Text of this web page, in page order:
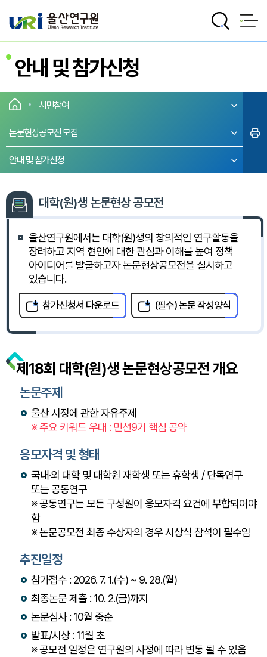
안내 및 참가신청
시민참여
논문현상공모전 모집
안내 및 참가신청
대학(원)생 논문현상 공모전
울산연구원에서는 대학(원)생의 창의적인 연구활동을
장려하고 지역 현안에 대한 관심과 이해를 높여 정책
아이디어를 발굴하고자 논문현상공모전을 실시하고
있습니다.
참가신청서 다운로드 (필수) 논문 작성양식
제18회 대학(원)생 논문현상공모전 개요
논문주제
울산 시정에 관한 자유주제
※ 주요 키워드 우대 : 민선9기 핵심 공약
응모자격 및 형태
국내·외 대학 및 대학원 재학생 또는 휴학생 / 단독연구
또는 공동연구
※ 공동연구는 모든 구성원이 응모자격 요건에 부합되어야
함
※ 논문공모전 최종 수상자의 경우 시상식 참석이 필수임
추진일정
참가접수 : 2026. 7. 1.(수) ~ 9. 28.(월)
최종논문 제출 : 10. 2.(금)까지
논문심사 : 10월 중순
발표/시상 : 11월 초
※ 공모전 일정은 연구원의 사정에 따라 변동 될 수 있음